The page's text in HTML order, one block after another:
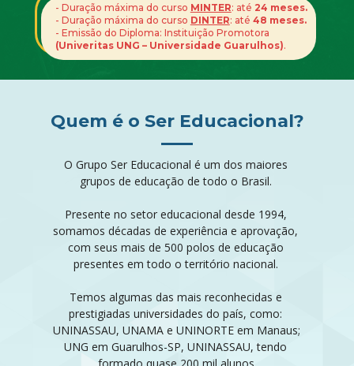
- Duração máxima do curso MINTER: até 24 meses.
- Duração máxima do curso DINTER: até 48 meses.
(Univeritas UNG – Universidade Guarulhos).
Quem é o Ser Educacional?
O Grupo Ser Educacional é um dos maiores
grupos de educação de todo o Brasil.
Presente no setor educacional desde 1994,
somamos décadas de experiência e aprovação,
com seus mais de 500 polos de educação
presentes em todo o território nacional.
Temos algumas das mais reconhecidas e
prestigiadas universidades do país, como:
UNINASSAU, UNAMA e UNINORTE em Manaus;
UNG em Guarulhos-SP, UNINASSAU, tendo